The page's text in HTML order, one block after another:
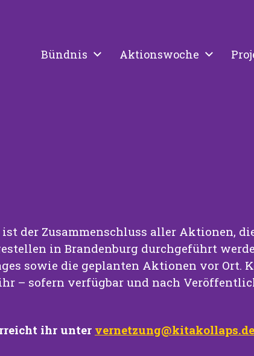
Bündnis Aktionswoche
ist der Zusammenschluss aller Aktionen,
in Brandenburg durchgeführt
sowie die geplanten Aktionen vor Ort.
– sofern verfügbar und nach
ihr unter vernetzung@kitakollaps.de